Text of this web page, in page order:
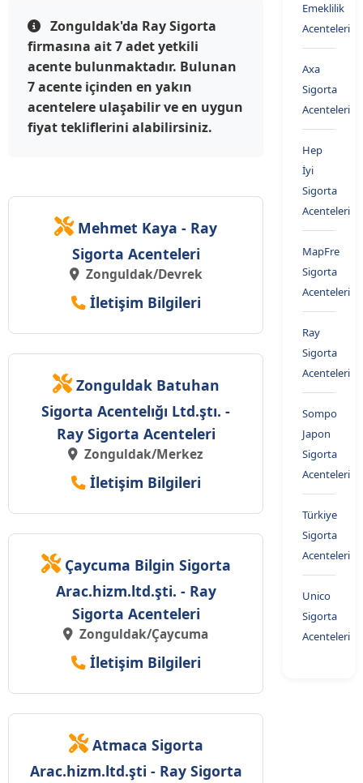
Zonguldak'da Ray Sigorta
firmasına ait 7 adet yetkili
acente bulunmaktadır. Bulunan
7 acente içinden en yakın
acentelere ulaşabilir ve en uygun
fiyat tekliflerini alabilirsiniz.
Mehmet Kaya - Ray
Sigorta Acenteleri
Zonguldak/Devrek
İletişim Bilgileri
Zonguldak Batuhan
Sigorta Acentelığı Ltd.ştı. -
Ray Sigorta Acenteleri
Zonguldak/Merkez
İletişim Bilgileri
Çaycuma Bilgin Sigorta
Arac.hizm.ltd.şti. - Ray
Sigorta Acenteleri
Zonguldak/Çaycuma
İletişim Bilgileri
Atmaca Sigorta
Arac.hizm.ltd.şti - Ray Sigorta
Emeklilik
Acenteleri
Axa
Sigorta
Acenteleri
Hep
İyi
Sigorta
Acenteleri
MapFre
Sigorta
Acenteleri
Ray
Sigorta
Acenteleri
Sompo
Japon
Sigorta
Acenteleri
Türkiye
Sigorta
Acenteleri
Unico
Sigorta
Acenteleri